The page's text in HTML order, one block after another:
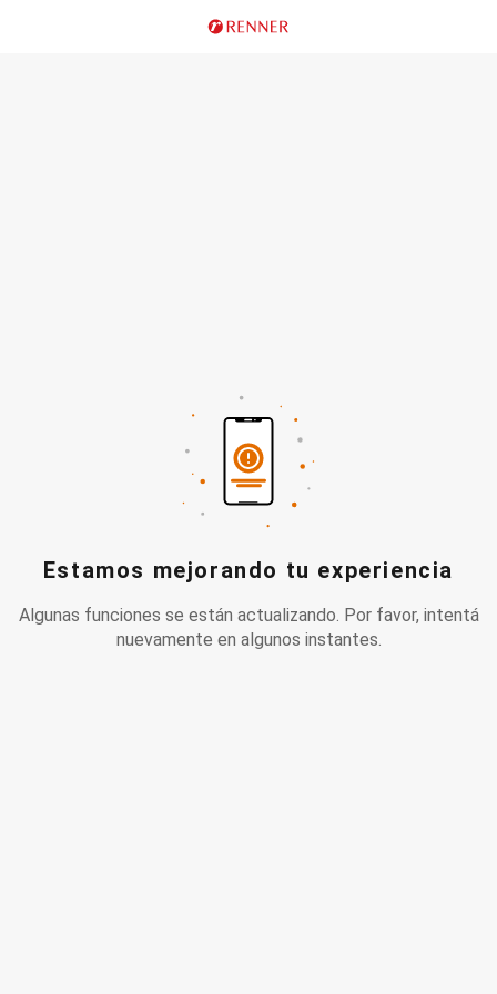
Estamos mejorando tu experiencia
Algunas funciones se están actualizando. Por favor, intentá
nuevamente en algunos instantes.